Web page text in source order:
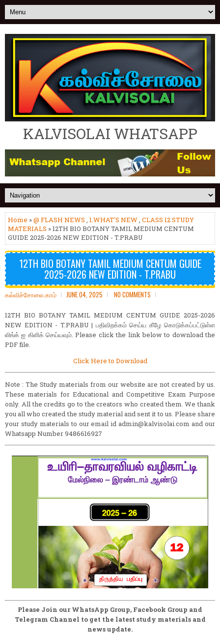
KALVISOLAI WHATSAPP
Home »@ FLASH NEWS , 1.WHAT'S NEW , CLASS 12 STUDY
MATERIALS » 12TH BIO BOTANY TAMIL MEDIUM CENTUM
GUIDE 2025-2026 NEW EDITION - T.PRABU
12TH BIO BOTANY TAMIL MEDIUM CENTUM GUIDE
2025-2026 NEW EDITION - T.PRABU
கல்விச்சோலை.காம் JUNE 04, 2025 NO COMMENTS
12TH BIO BOTANY TAMIL MEDIUM CENTUM GUIDE 2025-2026
NEW EDITION - T.PRABU | பதிவிறக்கம் செய்ய கீழே கொடுக்கப்பட்டுள்ள
லிங்க் ஐ கிளிக் செய்யவும். Please click the link below to download the
PDF file.
Click Here to Download
Note : The Study materials from our website are not created by us.
These materials for Educational and Competitive Exam Purpose
only. All the credits go to the creators who created them. We thank
you all who created the study material and sent it to us. Please share
your study materials to our email id admin@kalvisolai.com and our
Whatsapp Number 9486616927
Please Join our WhatsApp Group, Facebook Group and
Telegram Channel to get the latest study materials and
news update.